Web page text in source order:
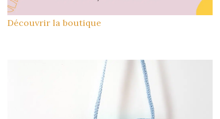
Découvrir la boutique